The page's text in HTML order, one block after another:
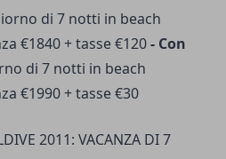
di 7 notti in beach
€1840 + tasse €120- Con
di 7 notti in beach
€1990 + tasse €30
2011: VACANZA DI 7